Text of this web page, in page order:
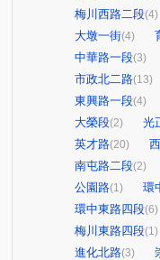
梅川西路二段(4)
大墩一街(4)
中華路一段(3)
市政北二路(13)
東興路一段(4)
大榮段(2) 光
英才路(20)
南屯路二段(2)
公園路(1) 環
環中東路四段(6)
梅川東路四段(1)
進化北路(3)